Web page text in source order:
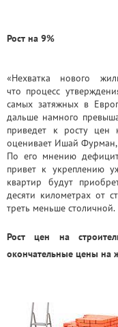
Рост на 9%
«Нехватка нового
что процесс
самых затяжных в
дальше намного
приведет к росту
оценивает Ишай
По его мнению
привет к укреплению
квартир будут
десяти километрах от
треть меньше столичной.
Рост цен на
окончательные цены на